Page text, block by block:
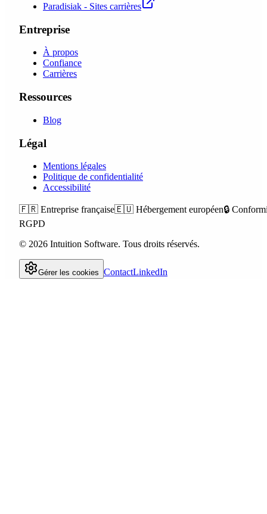
Paradisiak - Sites carrières
Entreprise
À propos
Confiance
Carrières
Ressources
Blog
Légal
Mentions légales
Politique de confidentialité
Accessibilité
🇫🇷 Entreprise française🇪🇺 Hébergement européen🔒
RGPD
© 2026 Intuition Software. Tous droits réservés.
Gérer les cookies ContactLinkedIn